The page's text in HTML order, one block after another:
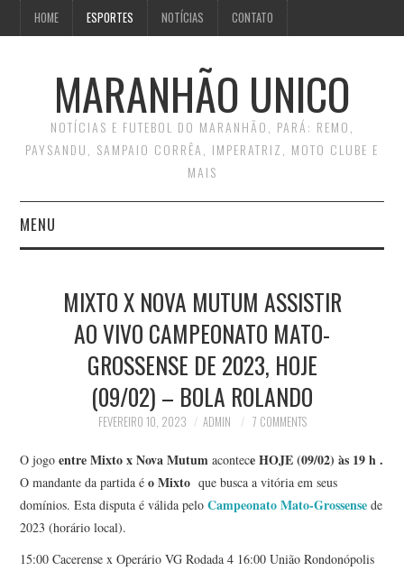
HOME ESPORTES NOTÍCIAS CONTATO
MARANHÃO UNICO
NOTÍCIAS E FUTEBOL DO MARANHÃO, PARÁ: REMO,
PAYSANDU, SAMPAIO CORRÊA, IMPERATRIZ, MOTO CLUBE E
MAIS
MENU
CONTATO
MIXTO X NOVA MUTUM ASSISTIR
AO VIVO CAMPEONATO MATO-
GROSSENSE DE 2023, HOJE
(09/02) – BOLA ROLANDO
FEVEREIRO 10, 2023 ADMIN 7 COMMENTS
O jogoentre Mixto x Nova Mutumacontece HOJE (09/02) às 19 h .
O mandante da partida éo Mixto que busca a vitória em seus
domínios. Esta disputa é válida peloCampeonato Mato-Grossense de
2023 (horário local).
15:00 Cacerense x Operário VG Rodada 4 16:00 União Rondonópolis